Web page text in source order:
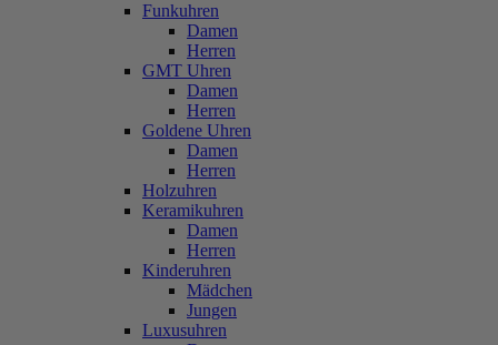
Funkuhren
Damen
Herren
GMT Uhren
Damen
Herren
Goldene Uhren
Damen
Herren
Holzuhren
Keramikuhren
Damen
Herren
Kinderuhren
Mädchen
Jungen
Luxusuhren